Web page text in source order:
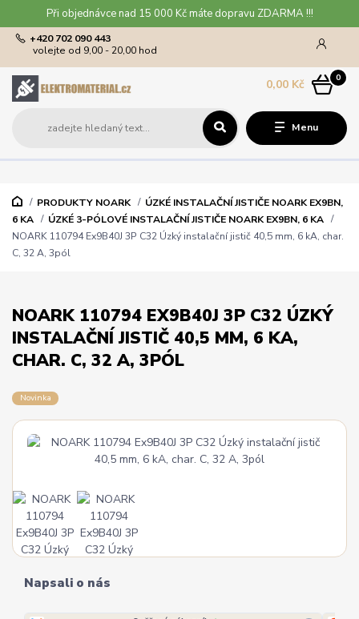
Při objednávce nad 15 000 Kč máte dopravu ZDARMA !!!
Menu
+420 702 090 443
volejte od 9,00 - 20,00 hod
0
0,00 Kč
PRODUKTY NOARK
ÚZKÉ INSTALAČNÍ JISTIČE NOARK EX9BN,
6 KA
ÚZKÉ 3-PÓLOVÉ INSTALAČNÍ JISTIČE NOARK EX9BN, 6 KA
NOARK 110794 Ex9B40J 3P C32 Úzký instalační jistič 40,5 mm, 6 kA, char.
C, 32 A, 3pól
NOARK 110794 EX9B40J 3P C32 ÚZKÝ
INSTALAČNÍ JISTIČ 40,5 MM, 6 KA,
CHAR. C, 32 A, 3PÓL
Novinka
Napsali o nás